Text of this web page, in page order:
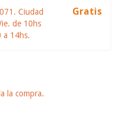
Ciudad
de 10hs
a 14hs.
Gratis
la compra.